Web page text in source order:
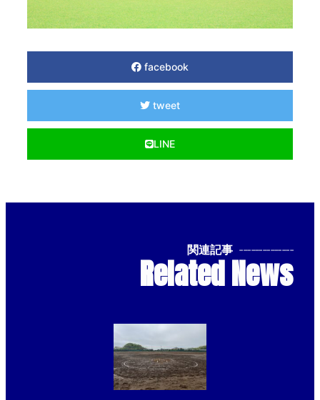
facebook
tweet
LINE
関連記事 --------------
Related News